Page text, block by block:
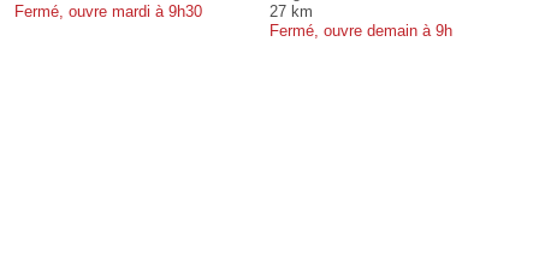
Fermé, ouvre mardi à 9h30
27 km
Fermé, ouvre demain à 9h